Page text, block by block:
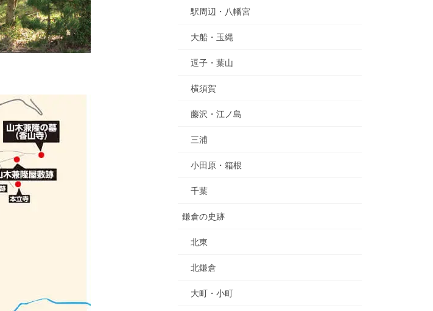
駅周辺・八幡宮
大船・玉縄
逗子・葉山
横須賀
藤沢・江ノ島
三浦
小田原・箱根
千葉
鎌倉の史跡
北東
北鎌倉
大町・小町